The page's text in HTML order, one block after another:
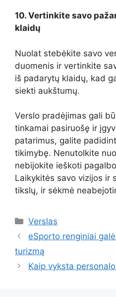
10. Vertinkite savo
klaidų
Nuolat stebėkite savo
duomenis ir vertinkite
iš padarytų klaidų, kad
siekti aukštumų.
Verslo pradėjimas gali
tinkamai pasiruošę ir
patarimus, galite
tikimybę. Nenutolkite
nebijokite ieškoti
Laikykitės savo vizijos ir
tikslų, ir sėkmė
Kategorijos
Verslas
eSporto renginiai
turizmą
Kaip vyksta